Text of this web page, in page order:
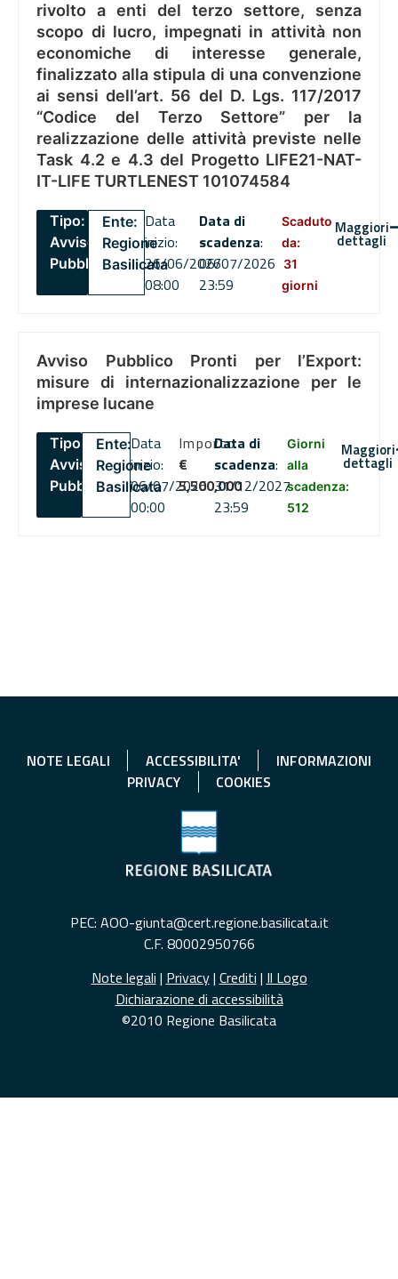
rivolto a enti del terzo settore, senza
scopo di lucro, impegnati in attività non
economiche di interesse generale,
finalizzato alla stipula di una convenzione
ai sensi dell’art. 56 del D. Lgs. 117/2017
“Codice del Terzo Settore” per la
realizzazione delle attività previste nelle
Task 4.2 e 4.3 del Progetto LIFE21-NAT-
IT-LIFE TURTLENEST 101074584
Tipo:
Avviso
Pubblico
Ente:
Regione
Basilicata
Data
inizio:
26/06/2026
08:00
Data di
scadenza:
06/07/2026
23:59
Scaduto
da:
31
giorni
Maggiori
dettagli
Avviso Pubblico Pronti per l’Export:
misure di internazionalizzazione per le
imprese lucane
Tipo:
Avviso
Pubblico
Ente:
Regione
Basilicata
Data
inizio:
06/07/2026
00:00
Importo
€
5,500,000
Data di
scadenza:
31/12/2027
23:59
Giorni
alla
scadenza:
512
Maggiori
dettagli
NOTE LEGALI ACCESSIBILITA'
INFORMAZIONI
PRIVACY
COOKIES
PEC: AOO-giunta@cert.regione.basilicata.it
C.F. 80002950766
Note legali | Privacy| Crediti | Il Logo
Dichiarazione di accessibilità
©2010 Regione Basilicata